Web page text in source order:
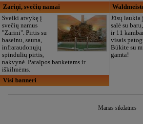
Zariņi, svečių namai
Sveiki atvykę į
svečių namus
"Zarini". Pirtis su
baseinu, sauna,
infraraudonųjų
spindulių pirtis,
nakvynė. Patalpos banketams ir
iškilmėms.
Jūsų laukia
salė su
ir 11
visais
Būkite su
gamta!
Visi banneri
Manas sīkdatnes